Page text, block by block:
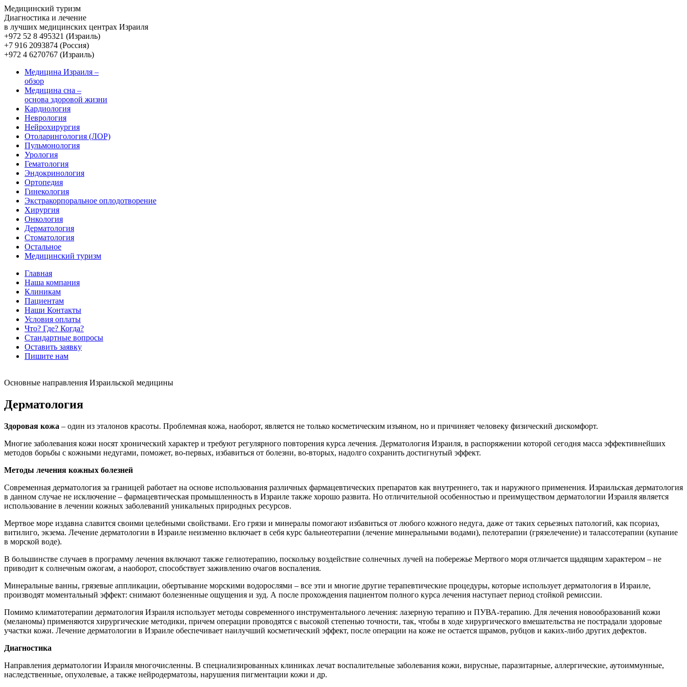
Медицинский туризм
Диагностика и лечение
в лучших медицинских центрах Израиля
+972 52 8 495321 (Израиль)
+7 916 2093874 (Россия)
+972 4 6270767 (Израиль)
Медицина Израиля –
обзор
Медицина сна –
основа здоровой жизни
Кардиология
Неврология
Нейрохирургия
Отоларингология (ЛОР)
Пульмонология
Урология
Гематология
Эндокринология
Ортопедия
Гинекология
Экстракорпоральное оплодотворение
Хирургия
Онкология
Дерматология
Стоматология
Остальное
Медицинский туризм
Главная
Наша компания
Клиникам
Пациентам
Наши Контакты
Условия оплаты
Что? Где? Когда?
Стандартные вопросы
Оставить заявку
Пишите нам
Основные направления Израильской медицины
Дерматология
Здоровая кожа – один из эталонов красоты. Проблемная кожа, наоборот, является не только косметическим изъяном, но и причиняет человеку физический дискомфорт.
Многие заболевания кожи носят хронический характер и требуют регулярного повторения курса лечения. Дерматология Израиля, в распоряжении которой сегодня масса эффективнейших
методов борьбы с кожными недугами, поможет, во-первых, избавиться от болезни, во-вторых, надолго сохранить достигнутый эффект.
Методы лечения кожных болезней
Современная дерматология за границей работает на основе использования различных фармацевтических препаратов как внутреннего, так и наружного применения. Израильская дерматология
в данном случае не исключение – фармацевтическая промышленность в Израиле также хорошо развита. Но отличительной особенностью и преимуществом дерматологии Израиля является
использование в лечении кожных заболеваний уникальных природных ресурсов.
Мертвое море издавна славится своими целебными свойствами. Его грязи и минералы помогают избавиться от любого кожного недуга, даже от таких серьезных патологий, как псориаз,
витилиго, экзема. Лечение дерматологии в Израиле неизменно включает в себя курс бальнеотерапии (лечение минеральными водами), пелотерапии (грязелечение) и талассотерапии (купание
в морской воде).
В большинстве случаев в программу лечения включают также гелиотерапию, поскольку воздействие солнечных лучей на побережье Мертвого моря отличается щадящим характером – не
приводит к солнечным ожогам, а наоборот, способствует заживлению очагов воспаления.
Минеральные ванны, грязевые аппликации, обертывание морскими водорослями – все эти и многие другие терапевтические процедуры, которые использует дерматология в Израиле,
производят моментальный эффект: снимают болезненные ощущения и зуд. А после прохождения пациентом полного курса лечения наступает период стойкой ремиссии.
Помимо климатотерапии дерматология Израиля использует методы современного инструментального лечения: лазерную терапию и ПУВА-терапию. Для лечения новообразований кожи
(меланомы) применяются хирургические методики, причем операции проводятся с высокой степенью точности, так, чтобы в ходе хирургического вмешательства не пострадали здоровые
участки кожи. Лечение дерматологии в Израиле обеспечивает наилучший косметический эффект, после операции на коже не остается шрамов, рубцов и каких-либо других дефектов.
Диагностика
Направления дерматологии Израиля многочисленны. В специализированных клиниках лечат воспалительные заболевания кожи, вирусные, паразитарные, аллергические, аутоиммунные,
наследственные, опухолевые, а также нейродерматозы, нарушения пигментации кожи и др.